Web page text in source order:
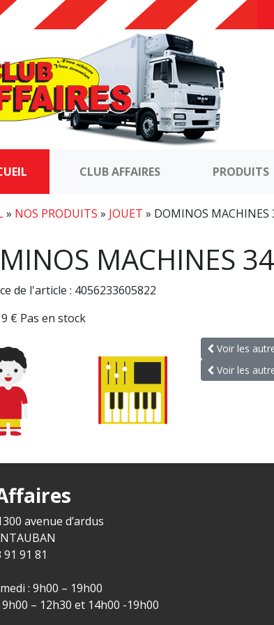
CLUB AFFAIRES PRODUITS
» NOS PRODUITS » JOUET » DOMINOS MACHINES
MACHINES
de l'article : 4056233605822
€ Pas en stock
Voir les
Voir les
avenue d’ardus
91 91 81
: 9h00 – 19h00
– 12h30 et 14h00 -19h00